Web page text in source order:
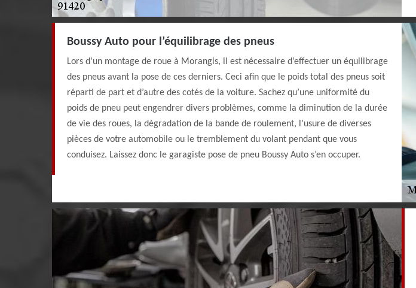
Boussy Auto pour l’équilibrage des pneus
Lors d’un montage de roue à Morangis, il est nécessaire d’effectuer un équilibrage
des pneus avant la pose de ces derniers. Ceci afin que le poids total des pneus soit
réparti de part et d’autre des cotés de la voiture. Sachez qu’une uniformité du
poids de pneu peut engendrer divers problèmes, comme la diminution de la durée
de vie des roues, la dégradation de la bande de roulement, l’usure de diverses
pièces de votre automobile ou le tremblement du volant pendant que vous
conduisez. Laissez donc le garagiste pose de pneu Boussy Auto s’en occuper.